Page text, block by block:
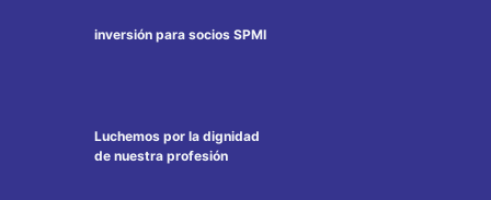
inversión para socios SPMI
Luchemos por la dignidad
de nuestra profesión